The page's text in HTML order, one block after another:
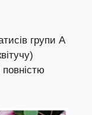
групи А
повністю